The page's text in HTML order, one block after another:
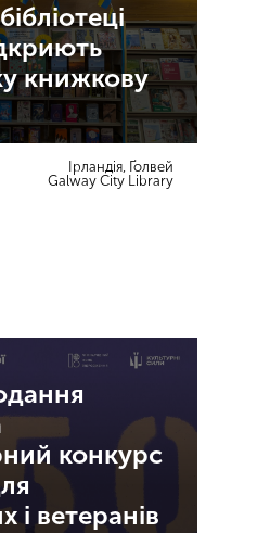
книжкову
Ірландія, Ґолвей
Galway City Library
конкурс
і ветеранів